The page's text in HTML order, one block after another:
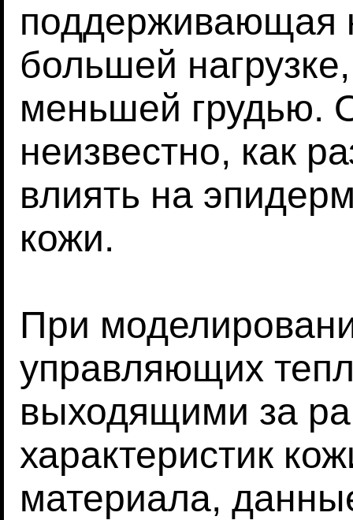
поддерживающая
большей
меньшей грудью.
неизвестно, как
влиять на
кожи.
При
управляющих
выходящими за
характеристик
материала,